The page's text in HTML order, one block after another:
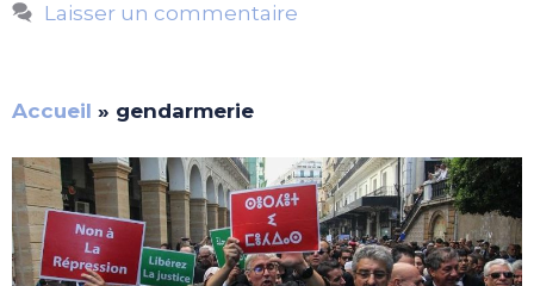
Laisser un commentaire
Accueil » gendarmerie